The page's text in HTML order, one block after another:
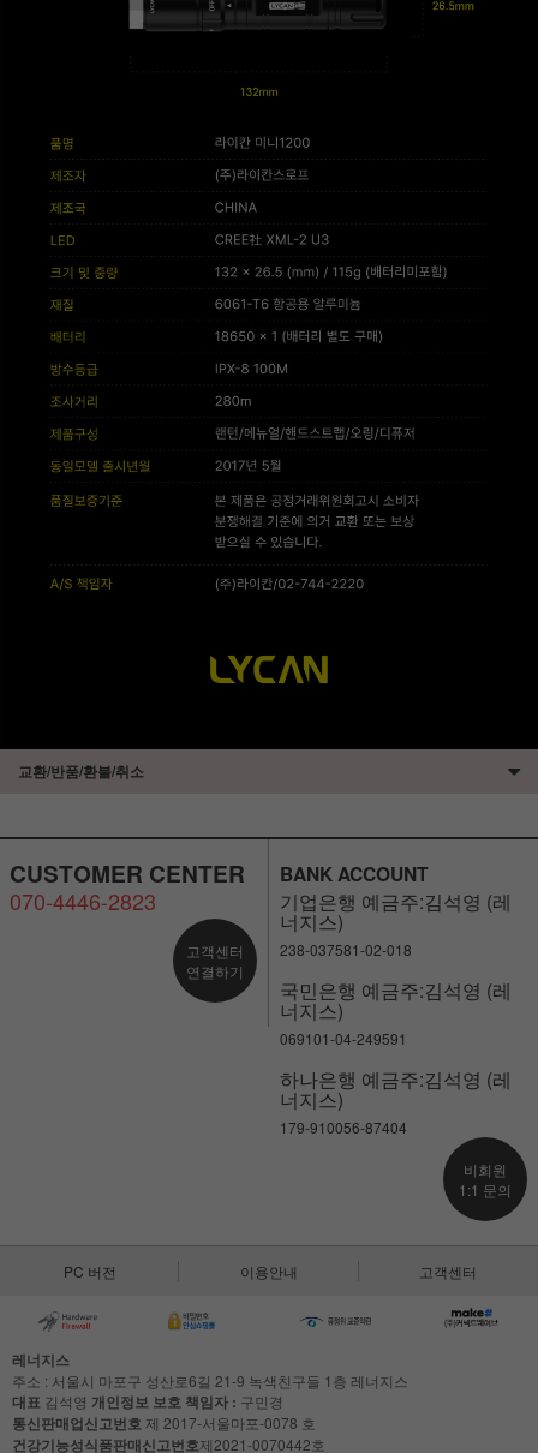
교환/반품/환불/취소
CUSTOMER CENTER
070-4446-2823
고객센터
연결하기
BANK ACCOUNT
기업은행 예금주:김석영 (레
너지스)
238-037581-02-018
국민은행 예금주:김석영 (레
너지스)
069101-04-249591
하나은행 예금주:김석영 (레
너지스)
179-910056-87404
비회원
1:1 문의
PC 버전 이용안내 고객센터
레너지스
주소 : 서울시 마포구 성산로6길 21-9 녹색친구들 1층 레너지스
대표 김석영 개인정보 보호 책임자 : 구민경
통신판매업신고번호제 2017-서울마포-0078 호
건강기능성식품판매신고번호제2021-0070442호